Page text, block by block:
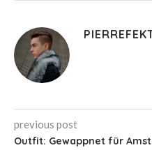
previous post
Outfit: Gewappnet für